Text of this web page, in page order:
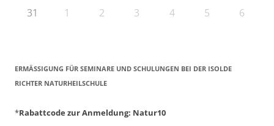
31 1 2 3 4 5 6
ERMÄSSIGUNG FÜR SEMINARE UND SCHULUNGEN BEI DER ISOLDE R
ICHTER NATURHEILSCHULE
*Rabattcode zur Anmeldung: Natur10